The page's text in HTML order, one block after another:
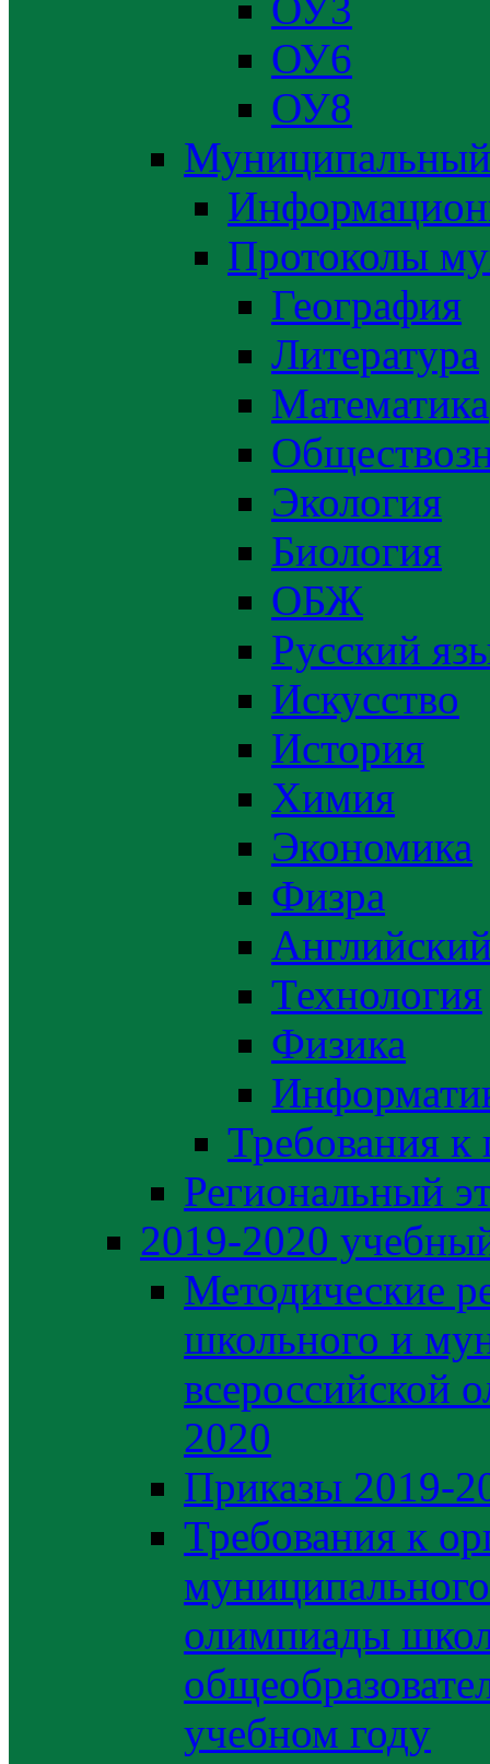
ОУ6
ОУ8
Муниципальный
Протоколы
География
Литература
Математика
Экология
Биология
ОБЖ
Русский
Искусство
История
Химия
Экономика
Физра
Технология
Физика
Требования
Региональный
2019-2020
Методические
школьного и
всероссийской
2020
Приказы 2019-
Требования к
олимпиады
учебном году